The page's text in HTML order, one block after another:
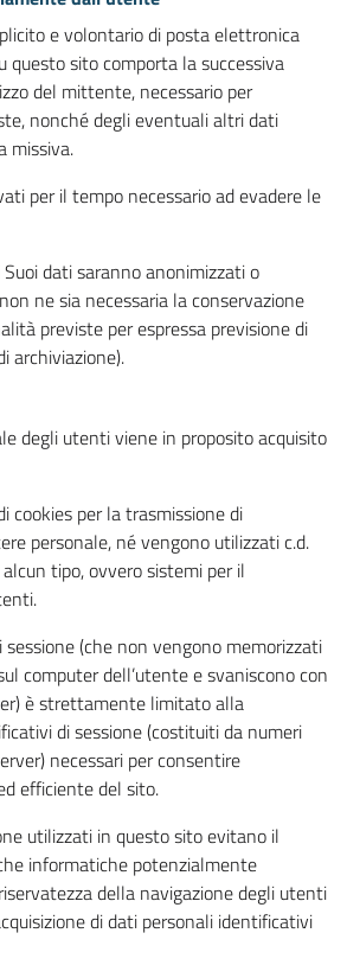
e volontario di posta elettronica
questo sito comporta la successiva
del mittente, necessario per
nonché degli eventuali altri dati
missiva.
per il tempo necessario ad evadere le
dati saranno anonimizzati o
ne sia necessaria la conservazione
previste per espressa previsione di
archiviazione).
degli utenti viene in proposito acquisito
cookies per la trasmissione di
personale, né vengono utilizzati c.d.
tipo, ovvero sistemi per il
sessione (che non vengono memorizzati
computer dell’utente e svaniscono con
è strettamente limitato alla
di sessione (costituiti da numeri
necessari per consentire
efficiente del sito.
utilizzati in questo sito evitano il
informatiche potenzialmente
della navigazione degli utenti
di dati personali identificativi